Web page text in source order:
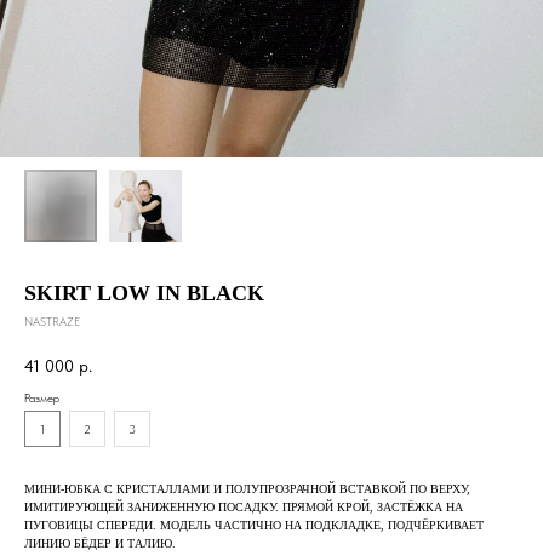
SKIRT LOW IN BLACK
NASTRAZE
41 000 р.
Размер
1 2 3
МИНИ-ЮБКА С КРИСТАЛЛАМИ И ПОЛУПРОЗРАЧНОЙ ВСТАВКОЙ ПО ВЕРХУ,
ИМИТИРУЮЩЕЙ ЗАНИЖЕННУЮ ПОСАДКУ. ПРЯМОЙ КРОЙ, ЗАСТЁЖКА НА
ПУГОВИЦЫ СПЕРЕДИ. МОДЕЛЬ ЧАСТИЧНО НА ПОДКЛАДКЕ, ПОДЧЁРКИВАЕТ
ЛИНИЮ БЁДЕР И ТАЛИЮ.